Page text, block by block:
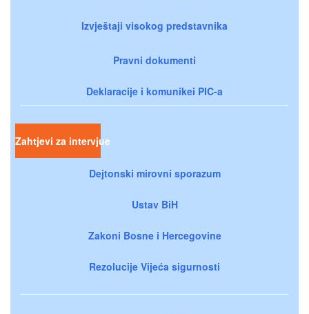
Izvještaji visokog predstavnika
Pravni dokumenti
Deklaracije i komunikei PIC-a
Zahtjevi za intervjue
Dejtonski mirovni sporazum
Ustav BiH
Zakoni Bosne i Hercegovine
Rezolucije Vijeća sigurnosti